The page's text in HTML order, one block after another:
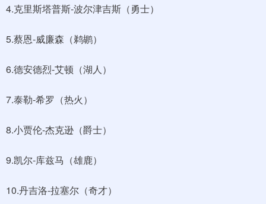
4.克里斯塔普斯-波尔津吉斯（勇士）
5.蔡恩-威廉森（鹈鹕）
6.德安德烈-艾顿（湖人）
7.泰勒-希罗（热火）
8.小贾伦-杰克逊（爵士）
9.凯尔-库兹马（雄鹿）
10.丹吉洛-拉塞尔（奇才）